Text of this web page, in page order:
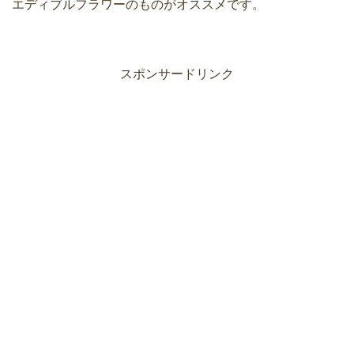
エディブルフラワーのものがオススメです。
スポンサードリンク